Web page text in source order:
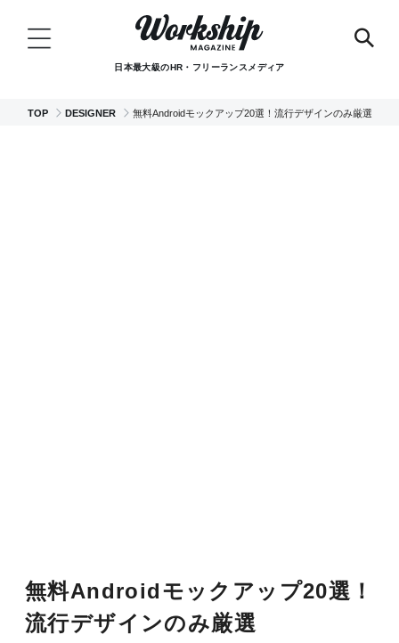
日本最大級のHR・フリーランスメディア
TOP DESIGNER 無料Androidモックアップ20選！流行デザインのみ厳選
無料Androidモックアップ20選！
流行デザインのみ厳選